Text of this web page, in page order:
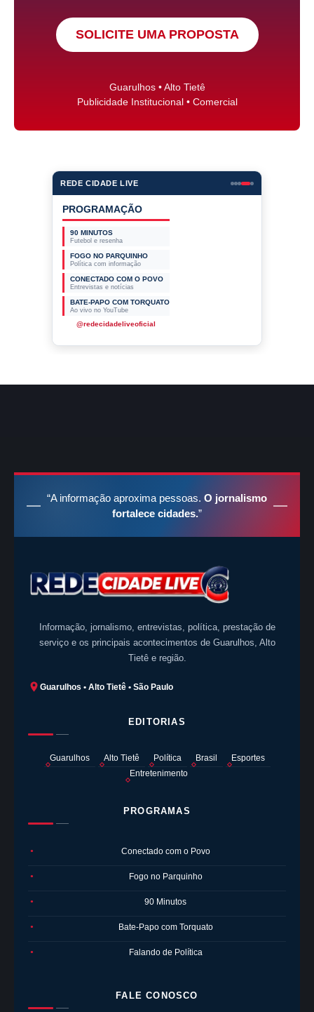
SOLICITE UMA PROPOSTA
Guarulhos • Alto Tietê
Publicidade Institucional • Comercial
REDE CIDADE LIVE
PROGRAMAÇÃO
90 MINUTOS
Futebol e resenha
FOGO NO PARQUINHO
Política com informação
CONECTADO COM O POVO
Entrevistas e notícias
BATE-PAPO COM TORQUATO
Ao vivo no YouTube
@redecidadeliveoficial
“A informação aproxima pessoas. O jornalismo
fortalece cidades.”
Informação, jornalismo, entrevistas, política, prestação de
serviço e os principais acontecimentos de Guarulhos, Alto
Tietê e região.
Guarulhos • Alto Tietê • São Paulo
EDITORIAS
Guarulhos Alto Tietê Política Brasil
Esportes
Entretenimento
PROGRAMAS
● Conectado com o Povo
● Fogo no Parquinho
● 90 Minutos
● Bate-Papo com Torquato
● Falando de Política
FALE CONOSCO